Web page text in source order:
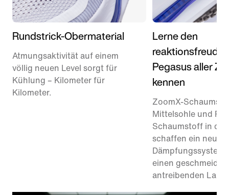
Rundstrick-Obermaterial
Atmungsaktivität auf einem
völlig neuen Level sorgt für
Kühlung – Kilometer für
Kilometer.
Lerne den
Pegasus aller
kennen
ZoomX-
Mittelsohle und
Schaumstoff in der
schaffen ein neues
Dämpfungssystem
einen
antreibenden Lauf.